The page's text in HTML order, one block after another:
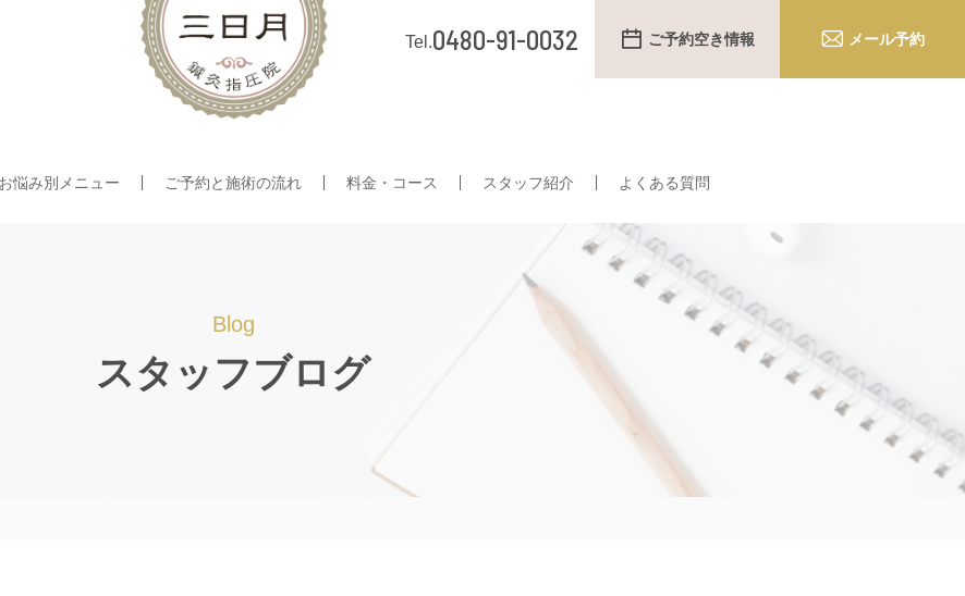
お悩み別メニュー ご予約と施術の流れ 料金・コース スタッフ紹介 よくある質問
0480-91-0032 ご予約空き情報 メール予約
Blog
スタッフブログ